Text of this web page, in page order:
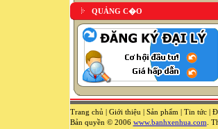
QUẢNG C�O
Trang chủ | Giới thiệu | Sản phẩm | Tin tức|
Bản quyền © 2006 www.banhxenhua.com .